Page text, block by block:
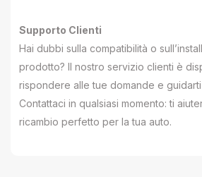
Supporto Clienti
Hai dubbi sulla compatibilità o
prodotto? Il nostro servizio clienti è
rispondere alle tue domande e
Contattaci in qualsiasi momento: ti
ricambio perfetto per la tua auto.